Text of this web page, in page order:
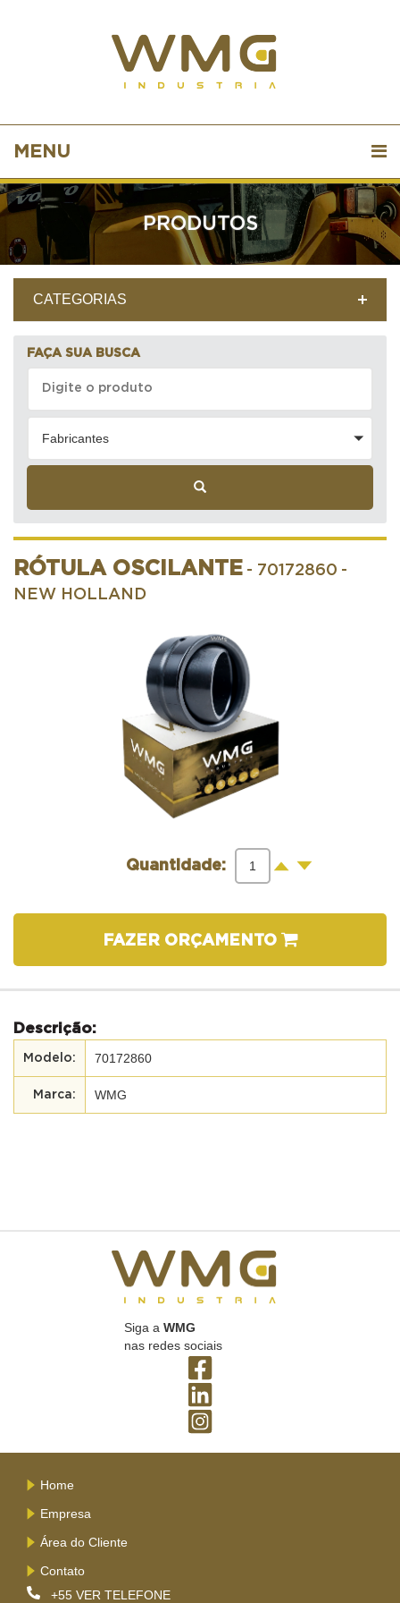
MENU
PRODUTOS
CATEGORIAS
FAÇA SUA BUSCA
Fabricantes
RÓTULA OSCILANTE - 70172860 -
NEW HOLLAND
Quantidade: + -
FAZER ORÇAMENTO
Descrição:
70172860
WMG
Siga a WMG
nas redes sociais
Home
Empresa
Área do Cliente
Contato
+55 VER TELEFONE